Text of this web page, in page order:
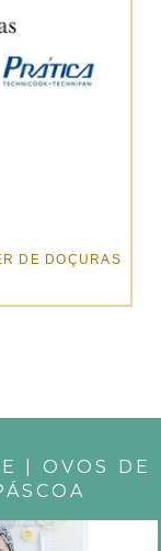
DE DOÇURAS
| OVOS DE